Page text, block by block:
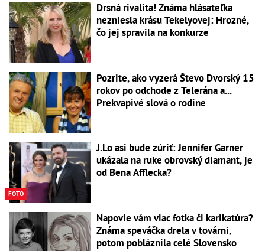
Drsná rivalita! Známa hlásateľka
nezniesla krásu Tekelyovej: Hrozné,
čo jej spravila na konkurze
Pozrite, ako vyzerá Števo Dvorský 15
rokov po odchode z Telerána a...
Prekvapivé slová o rodine
FOTO
J.Lo asi bude zúriť: Jennifer Garner
ukázala na ruke obrovský diamant, je
od Bena Afflecka?
Napovie vám viac fotka či karikatúra?
Známa speváčka drela v továrni,
potom pobláznila celé Slovensko